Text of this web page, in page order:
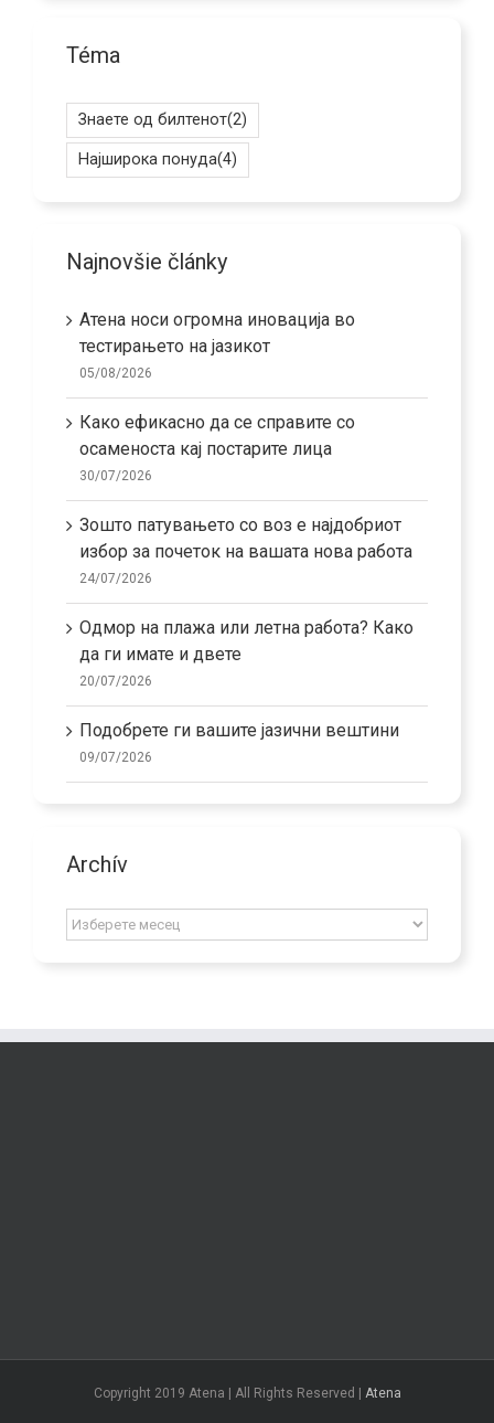
Téma
Знаете од билтенот(2)
Најширока понуда(4)
Najnovšie články
Атена носи огромна иновација во
тестирањето на јазикот
05/08/2026
Како ефикасно да се справите со
осаменоста кај постарите лица
30/07/2026
Зошто патувањето со воз е најдобриот
избор за почеток на вашата нова работа
24/07/2026
Одмор на плажа или летна работа? Како
да ги имате и двете
20/07/2026
Подобрете ги вашите јазични вештини
09/07/2026
Archív
Archív
Copyright 2019 Atena | All Rights Reserved | Atena